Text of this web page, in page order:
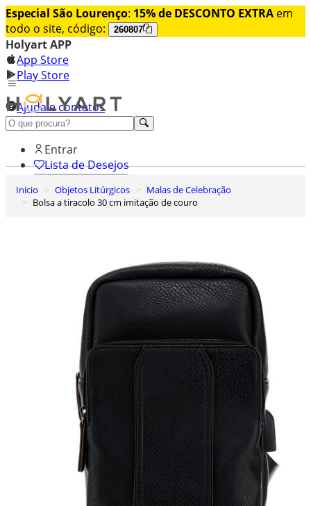
Especial São Lourenço: 15% de DESCONTO EXTRA em
todo o site, código:
260807
Holyart APP
App Store
Play Store
Ajuda e contatos
Conheça premium
Entrar
Lista de Desejos
0
Carrinho de Compras
Inicio Objetos Litúrgicos
Malas de Celebração
Bolsa a tiracolo 30 cm imitação de couro